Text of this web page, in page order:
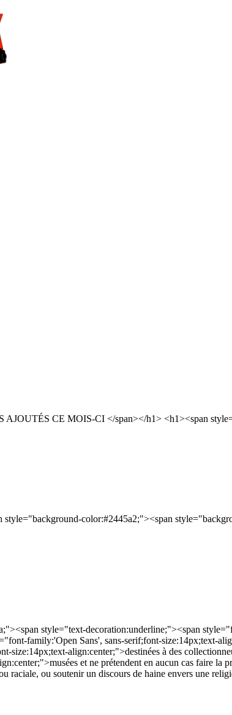
CE MOIS-CI </span></h1> <h1><span
color:#2445a2;"><span
style="text-decoration:underline;"><span
family:'Open Sans', sans-serif;font-size:14px;text-
align:center;">destinées à des
et ne prétendent en aucun cas faire
raciale, ou soutenir un discours de haine envers une